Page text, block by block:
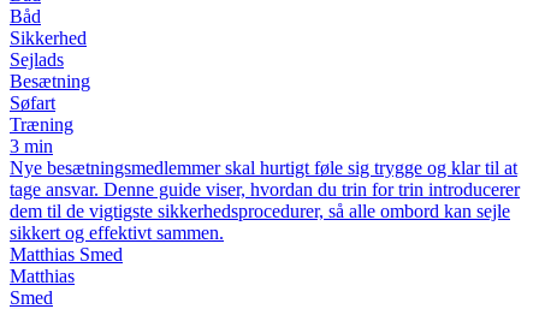
Båd
Sikkerhed
Sejlads
Besætning
Søfart
Træning
3 min
Nye besætningsmedlemmer skal hurtigt føle sig trygge og klar til at
tage ansvar. Denne guide viser, hvordan du trin for trin introducerer
dem til de vigtigste sikkerhedsprocedurer, så alle ombord kan sejle
sikkert og effektivt sammen.
Matthias Smed
Matthias
Smed